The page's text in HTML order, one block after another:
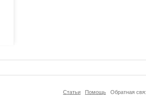
Статьи Помощь Обратная